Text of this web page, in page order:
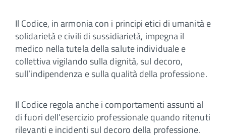
Il Codice, in armonia con i principi etici di umanità e
solidarietà e civili di sussidiarietà, impegna il
medico nella tutela della salute individuale e
collettiva vigilando sulla dignità, sul decoro,
sull’indipendenza e sulla qualità della professione.
Il Codice regola anche i comportamenti assunti al
di fuori dell’esercizio professionale quando ritenuti
rilevanti e incidenti sul decoro della professione.